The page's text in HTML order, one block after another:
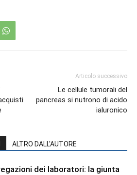
Articolo successivo
Le cellule tumorali del
pancreas si nutrono di acido
ialuronico
ALTRO DALL'AUTORE
dei laboratori: la giunta